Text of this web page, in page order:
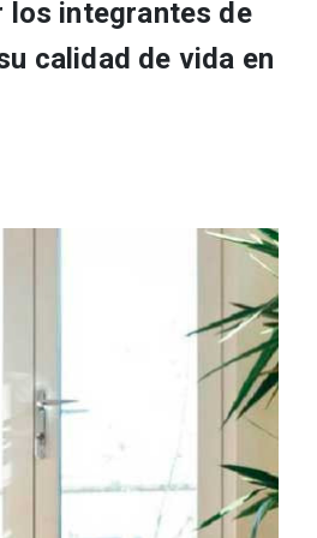
los integrantes de
calidad de vida en